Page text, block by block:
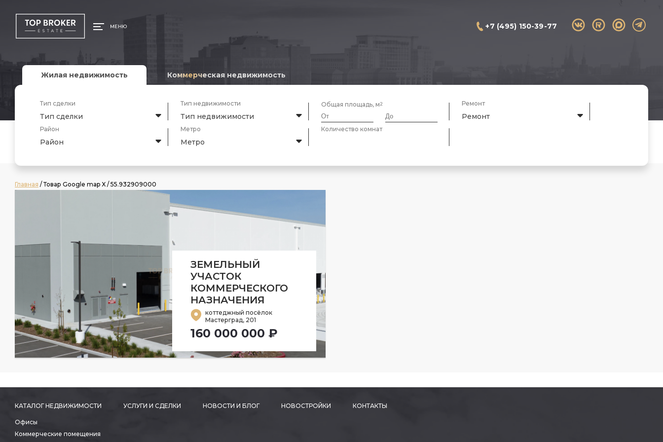
МЕНЮ +7 (495) 150-39-77
Жилая недвижимость Коммерческая недвижимость
Тип сделки
Тип сделки
Тип недвижимости
Тип недвижимости
Общая площадь, м Ремонт
Ремонт
Район
Район
Метро
Метро
Количество комнат
Главная / Товар Google map X / 55.932909000
ЗЕМЕЛЬНЫЙ
УЧАСТОК
КОММЕРЧЕСКОГО
НАЗНАЧЕНИЯ
коттеджный посёлок
Мастерград, 201
160 000 000 ₽
КАТАЛОГ НЕДВИЖИМОСТИ
Офисы
Коммерческие помещения
УСЛУГИ И СДЕЛКИ НОВОСТИ И БЛОГ НОВОСТРОЙКИ КОНТАКТЫ